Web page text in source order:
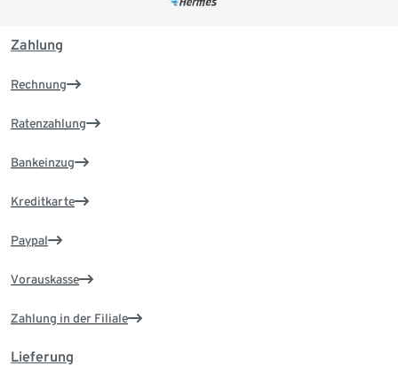
Zahlung
Rechnung
Ratenzahlung
Bankeinzug
Kreditkarte
Paypal
Vorauskasse
Zahlung in der Filiale
Lieferung